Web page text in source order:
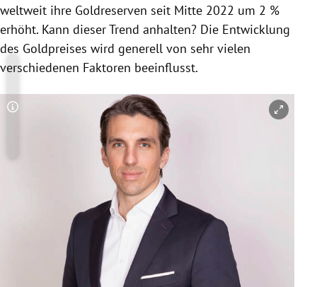
weltweit ihre Goldreserven seit Mitte 2022 um 2 %
erhöht. Kann dieser Trend anhalten? Die Entwicklung
des Goldpreises wird generell von sehr vielen
verschiedenen Faktoren beeinflusst.
Copyright-Hinweis öffnen/schließen